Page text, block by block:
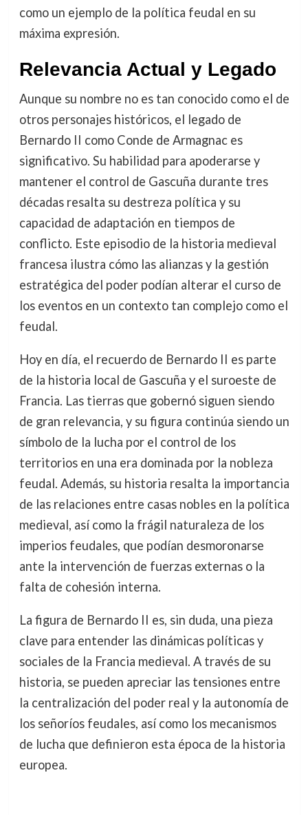
como un ejemplo de la política feudal en su
máxima expresión.
Relevancia Actual y Legado
Aunque su nombre no es tan conocido como el de
otros personajes históricos, el legado de
Bernardo II como Conde de Armagnac es
significativo. Su habilidad para apoderarse y
mantener el control de Gascuña durante tres
décadas resalta su destreza política y su
capacidad de adaptación en tiempos de
conflicto. Este episodio de la historia medieval
francesa ilustra cómo las alianzas y la gestión
estratégica del poder podían alterar el curso de
los eventos en un contexto tan complejo como el
feudal.
Hoy en día, el recuerdo de Bernardo II es parte
de la historia local de Gascuña y el suroeste de
Francia. Las tierras que gobernó siguen siendo
de gran relevancia, y su figura continúa siendo un
símbolo de la lucha por el control de los
territorios en una era dominada por la nobleza
feudal. Además, su historia resalta la importancia
de las relaciones entre casas nobles en la política
medieval, así como la frágil naturaleza de los
imperios feudales, que podían desmoronarse
ante la intervención de fuerzas externas o la
falta de cohesión interna.
La figura de Bernardo II es, sin duda, una pieza
clave para entender las dinámicas políticas y
sociales de la Francia medieval. A través de su
historia, se pueden apreciar las tensiones entre
la centralización del poder real y la autonomía de
los señoríos feudales, así como los mecanismos
de lucha que definieron esta época de la historia
europea.